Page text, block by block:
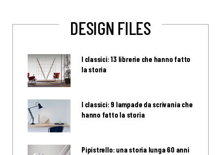
DESIGN FILES
I classici: 13 librerie che hanno fatto
la storia
I classici: 9 lampade da scrivania che
hanno fatto la storia
Pipistrello: una storia lunga 60 anni